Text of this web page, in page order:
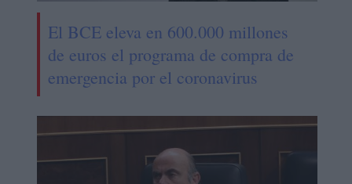
El BCE eleva en 600.000 millones
de euros el programa de compra de
emergencia por el coronavirus